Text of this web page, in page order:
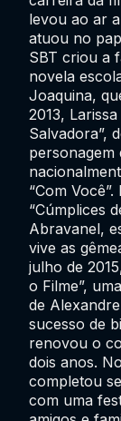
levou ao ar
atuou no
SBT criou a
novela
Joaquina,
2013,
Salvadora”,
“Com
“Cúmplices
Abravanel,
vive as
julho de
o Filme”,
de
sucesso de
renovou o
dois anos.
completou
com uma